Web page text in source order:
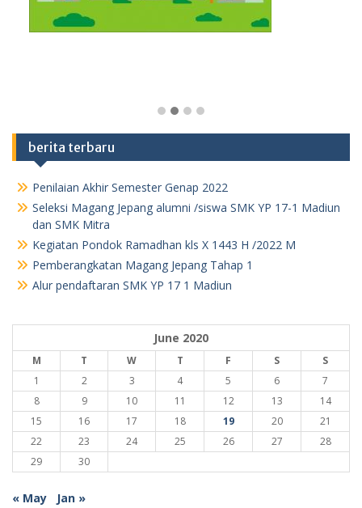
berita terbaru
Penilaian Akhir Semester Genap 2022
Seleksi Magang Jepang alumni /siswa SMK YP 17-1 Madiun
dan SMK Mitra
Kegiatan Pondok Ramadhan kls X 1443 H /2022 M
Pemberangkatan Magang Jepang Tahap 1
Alur pendaftaran SMK YP 17 1 Madiun
June 2020
M T W T F S
S
1
2 3 4 5 6
7
8
9 10 11 12 13
14
15
16 17 18 19 20
21
22
23 24 25 26 27
28
29
30
« May Jan »